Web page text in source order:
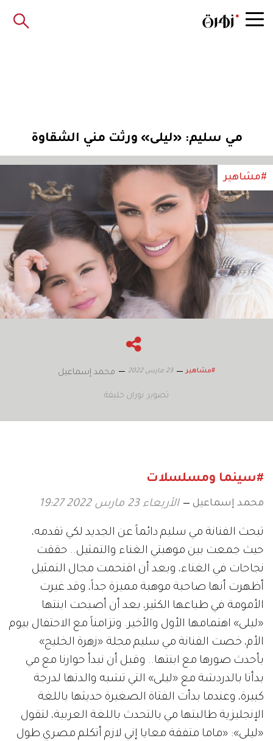
مي سليم: «ليلى» ورثت مني الشقاوة
#مشاهير
#مشاهير 23 مارس 2022 محمد إسماعيل
تصوير: نوران خليفة
#سينما ومسلسلات
محمد إسماعيل الأربعاء 23 مارس 2022 19:27
تبحث الفنانة مي سليم دائماً عن الجديد لكي تقدمه،
حيث جمعت بين موهبتي الغناء والتمثيل.. حققت
نجاحات في الغناء، وبعد أن اقتحمت مجال التمثيل
أظهرت أنها صاحبة موهبة مميزة جداً، وقد غيرت
الأمومة في طباعها الكثير، بعد أن أصبحت ابنتها
«ليلى» اهتمامها الأول والأخير. وتزامناً مع الاحتفال بيوم
الأم، خصت الفنانة مي سليم مجلة «زهرة الخليج»
بأحدث صورها مع ابنتها.. وقبل أن نبدأ حوارنا مع مي
بدأنا بالدردشة مع «ليلى» التي تشبه والدتها لدرجة
كبيرة، وعندما بدأت الفتاة الصغيرة حديثها باللغة
الإنجليزية طالبتها مي بالتحدث باللغة العربية، لتقول
«ليلى»: «ماما متفقة معايا إني لازم أتكلم مصري طول